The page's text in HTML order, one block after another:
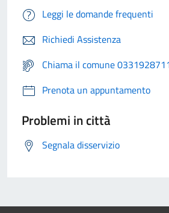
Leggi le domande frequenti
Richiedi Assistenza
Chiama il comune
Prenota un appuntamento
Problemi in città
Segnala disservizio